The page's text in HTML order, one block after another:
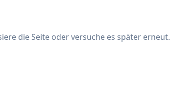
die Seite oder versuche es später erneut.